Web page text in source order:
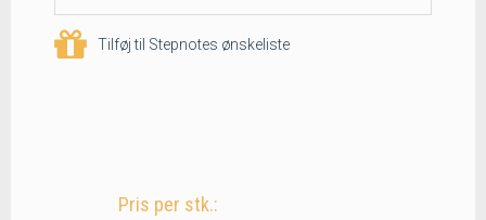
Tilføj til Stepnotes ønskeliste
Pris per stk.: